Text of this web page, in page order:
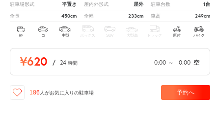
駐車場形式 平置き 屋内外形式 屋外 駐車台数 1台
全長 450cm 全幅 233cm 車高 249cm
軽 コ 中型 ボックス SUV 大型車 トラック 原付 バイク
¥620 / 24 時間 0:00 ～ 0:00 空
186 人がお気に入りの駐車場 予約へ